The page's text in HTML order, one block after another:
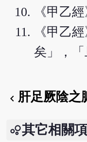
《甲乙
《甲乙
矣」，「
chevron_left 肝足厥陰之
其它相關